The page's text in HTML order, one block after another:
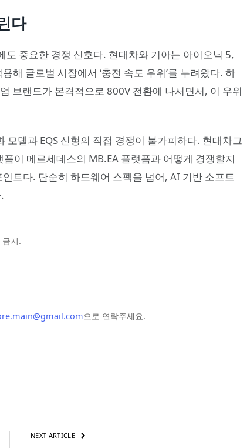
다
중요한 경쟁 신호다. 현대차와 기아는 아이오닉 5,
해 글로벌 시장에서 ‘충전 속도 우위’를 누려왔다. 하
브랜드가 본격적으로 800V 전환에 나서면서, 이 우위
델과 EQS 신형의 직접 경쟁이 불가피하다. 현대차그
이 메르세데스의 MB.EA 플랫폼과 어떻게 경쟁할지
트다. 단순히 하드웨어 스펙을 넘어, AI 기반 소프트
지.
으로 연락주세요.
NEXT ARTICLE